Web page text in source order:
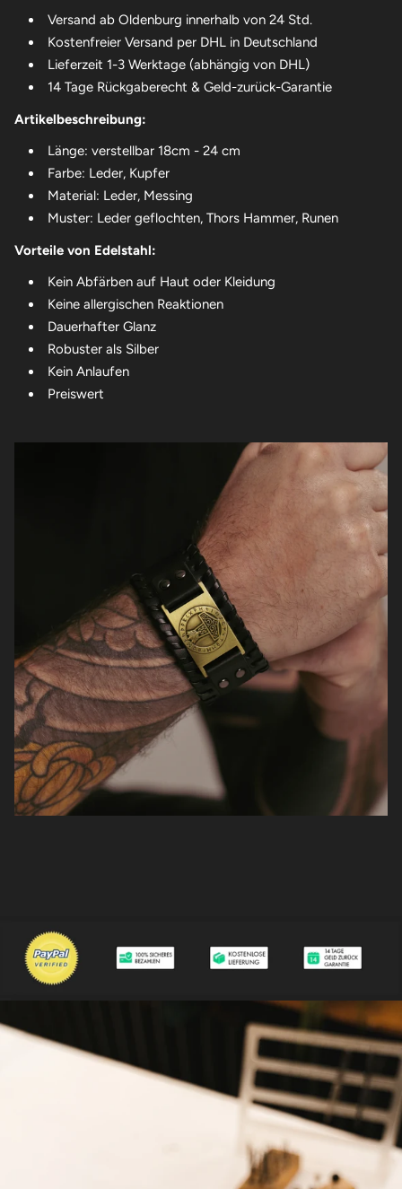
Versand ab Oldenburg innerhalb von 24 Std.
Kostenfreier Versand per DHL in Deutschland
Lieferzeit 1-3 Werktage (abhängig von DHL)
14 Tage Rückgaberecht & Geld-zurück-Garantie
Artikelbeschreibung:
Länge: verstellbar 18cm - 24 cm
Farbe: Leder, Kupfer
Material: Leder, Messing
Muster: Leder geflochten, Thors Hammer, Runen
Vorteile von Edelstahl:
Kein Abfärben auf Haut oder Kleidung
Keine allergischen Reaktionen
Dauerhafter Glanz
Robuster als Silber
Kein Anlaufen
Preiswert